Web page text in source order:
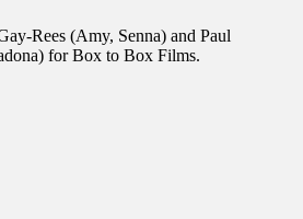
Rees (Amy, Senna) and Paul
for Box to Box Films.